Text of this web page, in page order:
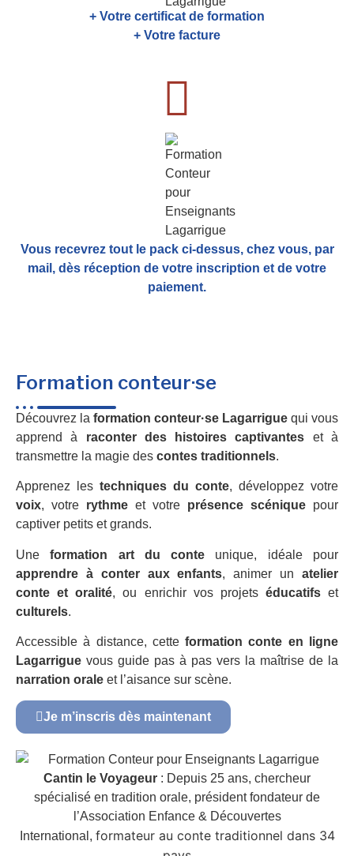
+ Votre certificat de formation
+ Votre facture
Vous recevrez tout le pack ci-dessus, chez vous, par
mail, dès réception de votre inscription et de votre
paiement.
Formation conteur·se
Découvrez la formation conteur·se Lagarrigue qui vous
apprend à raconter des histoires captivantes et à
transmettre la magie des contes traditionnels.
Apprenez les techniques du conte, développez votre
voix, votre rythme et votre présence scénique pour
captiver petits et grands.
Uneformation art du conte unique, idéale pour
apprendre à conter aux enfants, animer unatelier
conte et oralité, ou enrichir vos projets éducatifset
culturels.
Accessible à distance, cetteformation conte en ligne
Lagarrigue vous guide pas à pas vers la maîtrise de la
narration orale et l’aisance sur scène.
Je m’inscris dès maintenant
Cantin le Voyageur : Depuis 25 ans, chercheur
spécialisé en tradition orale, président fondateur de
l’Association Enfance & Découvertes
International, formateur au conte traditionnel dans 34